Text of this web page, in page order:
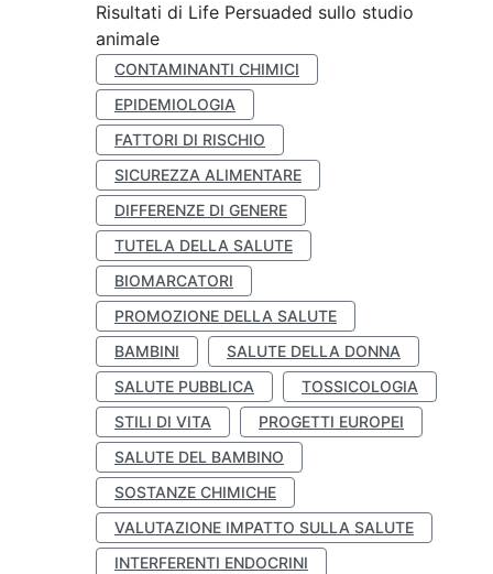
Risultati di Life Persuaded sullo studio
animale
CONTAMINANTI CHIMICI
EPIDEMIOLOGIA
FATTORI DI RISCHIO
SICUREZZA ALIMENTARE
DIFFERENZE DI GENERE
TUTELA DELLA SALUTE
BIOMARCATORI
PROMOZIONE DELLA SALUTE
BAMBINI
SALUTE DELLA DONNA
SALUTE PUBBLICA
TOSSICOLOGIA
STILI DI VITA
PROGETTI EUROPEI
SALUTE DEL BAMBINO
SOSTANZE CHIMICHE
VALUTAZIONE IMPATTO SULLA SALUTE
INTERFERENTI ENDOCRINI